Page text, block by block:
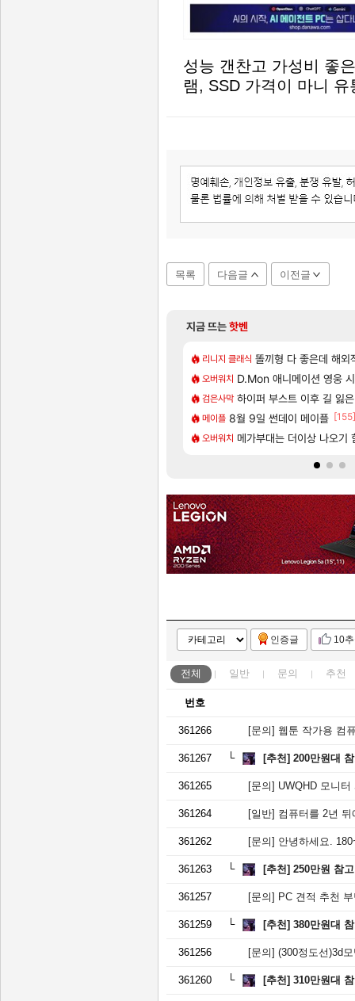
성능 갠찬고 가성비 좋
램, SSD 가격이 마니
목록 다음글 이전글
지금 뜨는핫벤
리니지 클래식 똘끼형 다 좋은데 해외작업장 도
오버워치 D.Mon 애니메이션 영웅
검은사막 하이퍼 부스트 이후 길 잃
메이플 8월 9일 썬데이 메이플 [155]
오버워치 메가부대는 더이상 나오기
아스오라 아스오라 성우 정보 및 출연
아스오라 아키츠 아키나 성우 정보
비스트 모든 성소 위치 공략 (40개)
명조 스누피냥님
리밋제로 프롤로그 테스트를 마치
인증글 10
전체 일반 문의 추천
번호
361266 [문의] 웹툰 작가용 컴
361267 [추천] 200만원대
361265 [문의] UWQHD 모니
361264 [일반] 컴퓨터를 2년
361262 [문의] 안녕하세요.
361263 [추천] 250만원 참
361257 [문의] PC 견적 추천
361259 [추천] 380만원대
361256 [문의] (300정도선)3d모델링이
361260 [추천] 310만원대